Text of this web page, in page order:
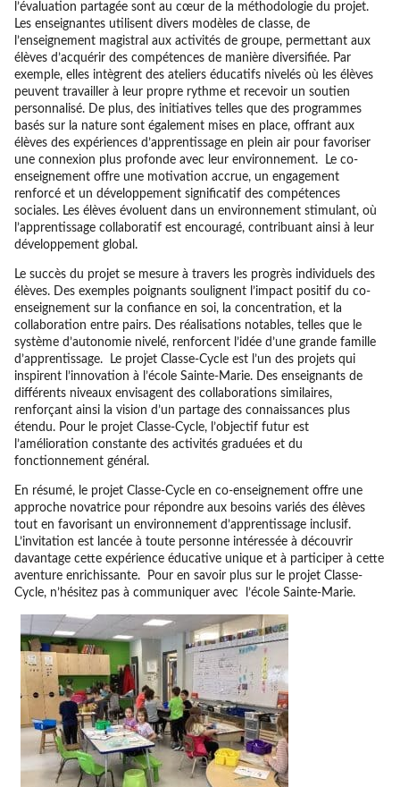
l’évaluation partagée sont au cœur de la méthodologie du projet.
Les enseignantes utilisent divers modèles de classe, de
l’enseignement magistral aux activités de groupe, permettant aux
élèves d’acquérir des compétences de manière diversifiée. Par
exemple, elles intègrent des ateliers éducatifs nivelés où les élèves
peuvent travailler à leur propre rythme et recevoir un soutien
personnalisé. De plus, des initiatives telles que des programmes
basés sur la nature sont également mises en place, offrant aux
élèves des expériences d’apprentissage en plein air pour favoriser
une connexion plus profonde avec leur environnement. Le co-
enseignement offre une motivation accrue, un engagement
renforcé et un développement significatif des compétences
sociales. Les élèves évoluent dans un environnement stimulant, où
l’apprentissage collaboratif est encouragé, contribuant ainsi à leur
développement global.
Le succès du projet se mesure à travers les progrès individuels des
élèves. Des exemples poignants soulignent l’impact positif du co-
enseignement sur la confiance en soi, la concentration, et la
collaboration entre pairs. Des réalisations notables, telles que le
système d’autonomie nivelé, renforcent l’idée d’une grande famille
d’apprentissage. Le projet Classe-Cycle est l’un des projets qui
inspirent l’innovation à l’école Sainte-Marie. Des enseignants de
différents niveaux envisagent des collaborations similaires,
renforçant ainsi la vision d’un partage des connaissances plus
étendu. Pour le projet Classe-Cycle, l’objectif futur est
l’amélioration constante des activités graduées et du
fonctionnement général.
En résumé, le projet Classe-Cycle en co-enseignement offre une
approche novatrice pour répondre aux besoins variés des élèves
tout en favorisant un environnement d’apprentissage inclusif.
L’invitation est lancée à toute personne intéressée à découvrir
davantage cette expérience éducative unique et à participer à cette
aventure enrichissante. Pour en savoir plus sur le projet Classe-
Cycle, n’hésitez pas à communiquer avec l’école Sainte-Marie.